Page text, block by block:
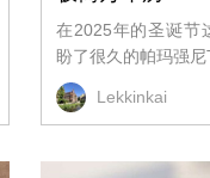
在2025年的圣诞节
盼了很久的帕玛强尼
Lekkinkai